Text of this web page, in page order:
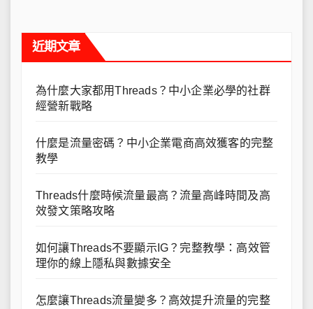
導
覽
近期文章
為什麼大家都用Threads？中小企業必學的社群
經營新戰略
什麼是流量密碼？中小企業電商高效獲客的完整
教學
Threads什麼時候流量最高？流量高峰時間及高
效發文策略攻略
如何讓Threads不要顯示IG？完整教學：高效管
理你的線上隱私與數據安全
怎麼讓Threads流量變多？高效提升流量的完整